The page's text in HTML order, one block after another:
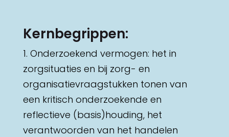
Kernbegrippen:
1. Onderzoekend vermogen: het in
zorgsituaties en bij zorg- en
organisatievraagstukken tonen van
een kritisch onderzoekende en
reflectieve (basis)houding, het
verantwoorden van het handelen